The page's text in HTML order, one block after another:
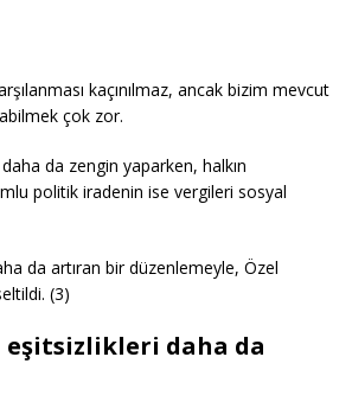
kaçınılmaz, ancak bizim mevcut
çok zor.
da zengin yaparken, halkın
politik iradenin ise vergileri sosyal
da artıran bir düzenlemeyle, Özel
(3)
eşitsizlikleri daha da